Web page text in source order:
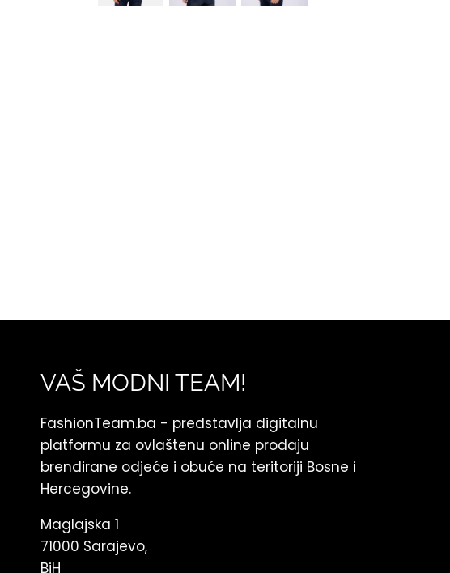
VAŠ MODNI TEAM!
FashionTeam.ba - predstavlja digitalnu
platformu za ovlaštenu online prodaju
brendirane odjeće i obuće na teritoriji Bosne i
Hercegovine.
Maglajska 1
71000 Sarajevo,
BiH